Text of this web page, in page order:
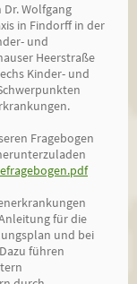
Wolfgang
in Findorff in der
und
Heerstraße
Kinder- und
Fragebogen
für die
und bei
führen